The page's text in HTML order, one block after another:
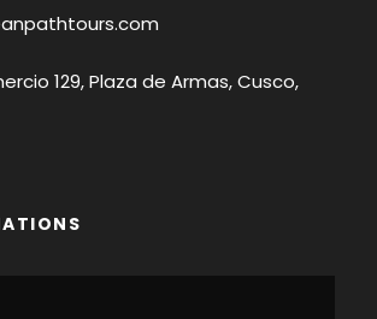
129, Plaza de Armas, Cusco,